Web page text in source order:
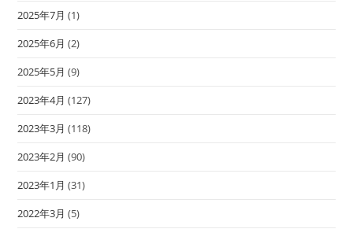
2025年7月 (1)
2025年6月 (2)
2025年5月 (9)
2023年4月 (127)
2023年3月 (118)
2023年2月 (90)
2023年1月 (31)
2022年3月 (5)